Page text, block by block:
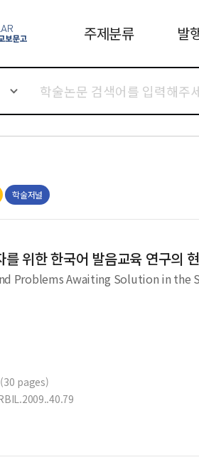
주제분류 발
학술저널
를 위한 한국어 발음교육 연구의
Problems Awaiting Solution in the
pages)